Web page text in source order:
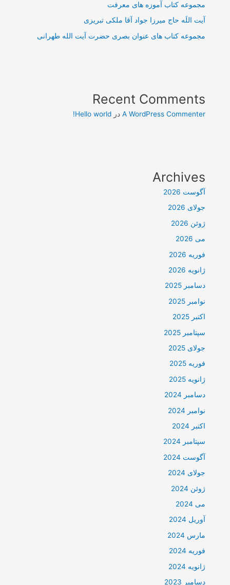
مجموعه کتاب آموزه های معرفت
آیت اللَه حاج میرزا جواد آقا ملکی تبریزی
مجموعه کتاب های عنوان بصری حضرت آیت الله طهرانی
Recent Comments
A WordPress Commenter درHello world!
Archives
آگوست 2026
جولای 2026
ژوئن 2026
می 2026
فوریه 2026
ژانویه 2026
دسامبر 2025
نوامبر 2025
اکتبر 2025
سپتامبر 2025
جولای 2025
فوریه 2025
ژانویه 2025
دسامبر 2024
نوامبر 2024
اکتبر 2024
سپتامبر 2024
آگوست 2024
جولای 2024
ژوئن 2024
می 2024
آوریل 2024
مارس 2024
فوریه 2024
ژانویه 2024
دسامبر 2023